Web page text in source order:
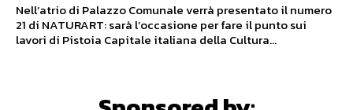
Nell’atrio di Palazzo Comunale verrà presentato il numero
21 di NATURART: sarà l’occasione per fare il punto sui
lavori di Pistoia Capitale italiana della Cultura...